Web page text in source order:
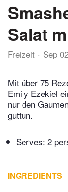
Salat
Freizeit Sep
Mit über 75
Emily Ezekiel
nur den
guttun.
Serves: 2
INGREDIENTS